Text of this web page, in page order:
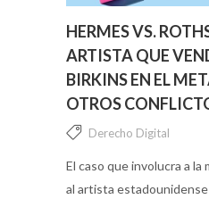
HERMES VS.
ARTISTA QUE
BIRKINS EN EL
OTROS
Derecho Digital
El caso que involucra a la
al artista